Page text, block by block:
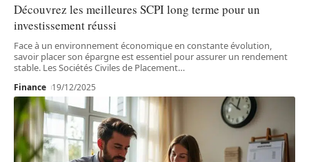
Découvrez les meilleures SCPI long terme pour un
investissement réussi
Face à un environnement économique en constante évolution,
savoir placer son épargne est essentiel pour assurer un rendement
stable. Les Sociétés Civiles de Placement…
Finance 19/12/2025